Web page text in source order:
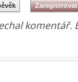
komentář.